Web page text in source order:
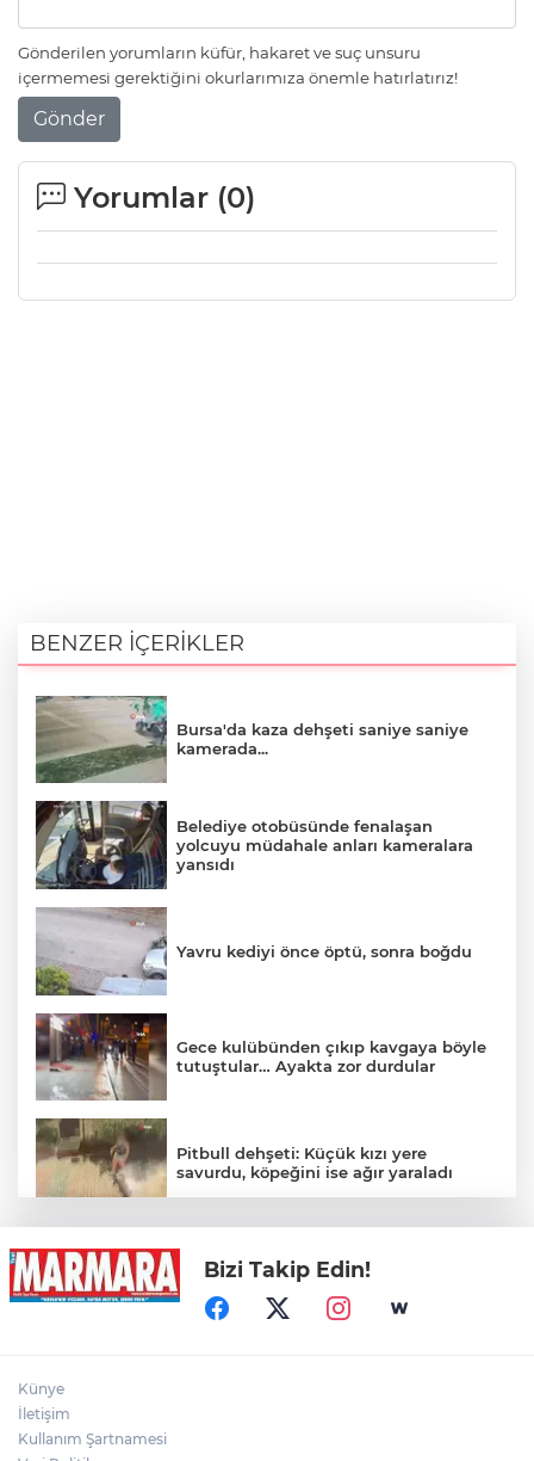
Gönderilen yorumların küfür, hakaret ve suç unsuru
içermemesi gerektiğini okurlarımıza önemle hatırlatırız!
Gönder
Yorumlar (0)
BENZER İÇERİKLER
Bursa'da kaza dehşeti saniye saniye
kamerada...
Belediye otobüsünde fenalaşan
yolcuyu müdahale anları kameralara
yansıdı
Yavru kediyi önce öptü, sonra boğdu
Gece kulübünden çıkıp kavgaya böyle
tutuştular… Ayakta zor durdular
Pitbull dehşeti: Küçük kızı yere
savurdu, köpeğini ise ağır yaraladı
13 yaşındaki motosiklet sürücüsünün
öldüğü kaza güvenlik kamerasında
Bizi Takip Edin!
Künye
İletişim
Kullanım Şartnamesi